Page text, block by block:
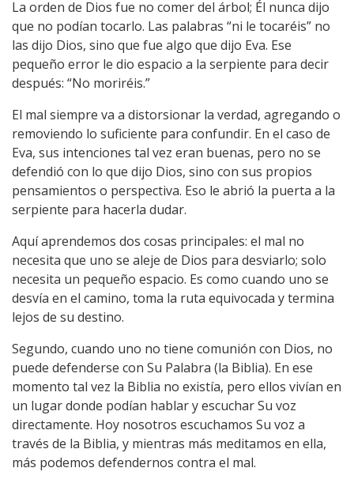
La orden de Dios fue no comer del árbol; Él nunca dijo
que no podían tocarlo. Las palabras “ni le tocaréis” no
las dijo Dios, sino que fue algo que dijo Eva. Ese
pequeño error le dio espacio a la serpiente para decir
después: “No moriréis.”
El mal siempre va a distorsionar la verdad, agregando o
removiendo lo suficiente para confundir. En el caso de
Eva, sus intenciones tal vez eran buenas, pero no se
defendió con lo que dijo Dios, sino con sus propios
pensamientos o perspectiva. Eso le abrió la puerta a la
serpiente para hacerla dudar.
Aquí aprendemos dos cosas principales: el mal no
necesita que uno se aleje de Dios para desviarlo; solo
necesita un pequeño espacio. Es como cuando uno se
desvía en el camino, toma la ruta equivocada y termina
lejos de su destino.
Segundo, cuando uno no tiene comunión con Dios, no
puede defenderse con Su Palabra (la Biblia). En ese
momento tal vez la Biblia no existía, pero ellos vivían en
un lugar donde podían hablar y escuchar Su voz
directamente. Hoy nosotros escuchamos Su voz a
través de la Biblia, y mientras más meditamos en ella,
más podemos defendernos contra el mal.